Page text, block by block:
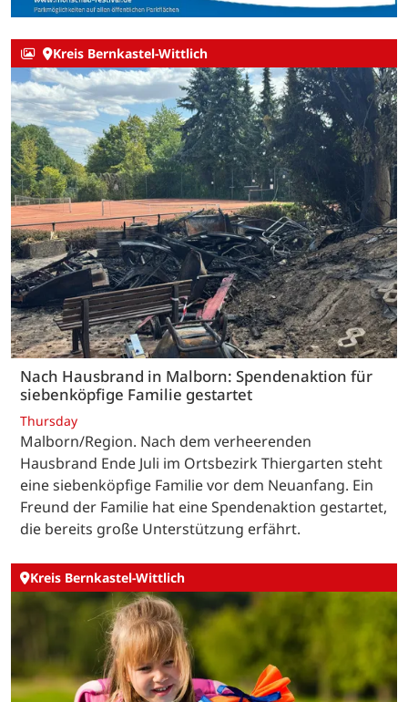
Kreis Bernkastel-Wittlich
Nach Hausbrand in Malborn: Spendenaktion für
siebenköpfige Familie gestartet
Thursday
Malborn/Region. Nach dem verheerenden
Hausbrand Ende Juli im Ortsbezirk Thiergarten steht
eine siebenköpfige Familie vor dem Neuanfang. Ein
Freund der Familie hat eine Spendenaktion gestartet,
die bereits große Unterstützung erfährt.
Kreis Bernkastel-Wittlich